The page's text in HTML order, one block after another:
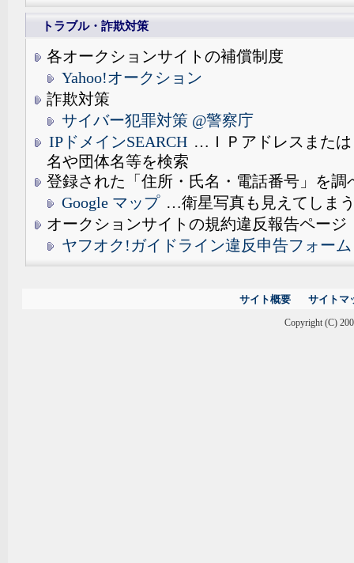
トラブル・詐欺対策
各オークションサイトの補償制度
Yahoo!オークション
詐欺対策
サイバー犯罪対策 @警察庁
IPドメインSEARCH …ＩＰアドレスまた
名や団体名等を検索
登録された「住所・氏名・電話番号」を調
Google マップ …衛星写真も見えてしま
オークションサイトの規約違反報告ページ
ヤフオク!ガイドライン違反申告フォーム
サイト概要 サイトマ
Copyright (C)